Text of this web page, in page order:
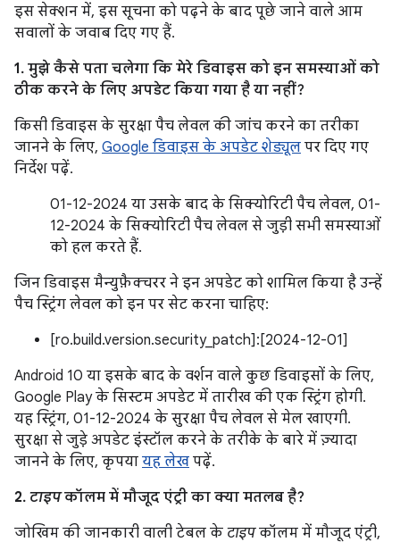
इस सेक्शन में, इस सूचना को पढ़ने के बाद पूछे जाने वाले आम
सवालों के जवाब दिए गए हैं.
1. मुझे कैसे पता चलेगा कि मेरे डिवाइस को इन समस्याओं को
ठीक करने के लिए अपडेट किया गया है या नहीं?
किसी डिवाइस के सुरक्षा पैच लेवल की जांच करने का तरीका
जानने के लिए, Google डिवाइस के अपडेट शेड्यूल पर दिए गए
निर्देश पढ़ें.
01-12-2024 या उसके बाद के सिक्योरिटी पैच लेवल, 01-
12-2024 के सिक्योरिटी पैच लेवल से जुड़ी सभी समस्याओं
को हल करते हैं.
जिन डिवाइस मैन्युफ़ैक्चरर ने इन अपडेट को शामिल किया है उन्हें
पैच स्ट्रिंग लेवल को इन पर सेट करना चाहिए:
[ro.build.version.security_patch]:[2024-12-01]
Android 10 या इसके बाद के वर्शन वाले कुछ डिवाइसों के लिए,
Google Play के सिस्टम अपडेट में तारीख की एक स्ट्रिंग होगी.
यह स्ट्रिंग, 01-12-2024 के सुरक्षा पैच लेवल से मेल खाएगी.
सुरक्षा से जुड़े अपडेट इंस्टॉल करने के तरीके के बारे में ज़्यादा
जानने के लिए, कृपया यह लेख पढ़ें.
2. टाइपकॉलम में मौजूद एंट्री का क्या मतलब है?
जोखिम की जानकारी वाली टेबल के टाइपकॉलम में मौजूद एंट्री,